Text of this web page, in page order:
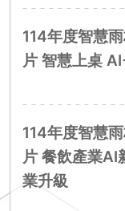
114年度智慧
片 智慧上桌
114年度智慧
片 餐飲產業AI
業升級